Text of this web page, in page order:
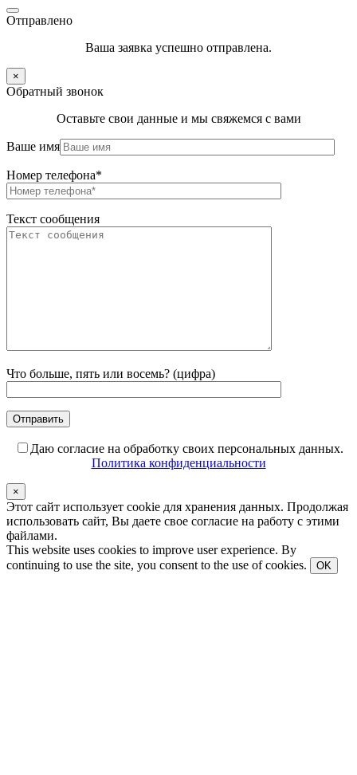
Отправлено
Ваша заявка успешно отправлена.
×
Обратный звонок
Оставьте свои данные и мы свяжемся с вами
Ваше имя
Номер телефона*
Текст сообщения
Что больше, пять или восемь? (цифра)
Даю согласие на обработку своих персональных данных.
Политика конфиденциальности
×
Этот сайт использует cookie для хранения данных. Продолжая
использовать сайт, Вы даете свое согласие на работу с этими
файлами.
This website uses cookies to improve user experience. By
continuing to use the site, you consent to the use of cookies.
OK